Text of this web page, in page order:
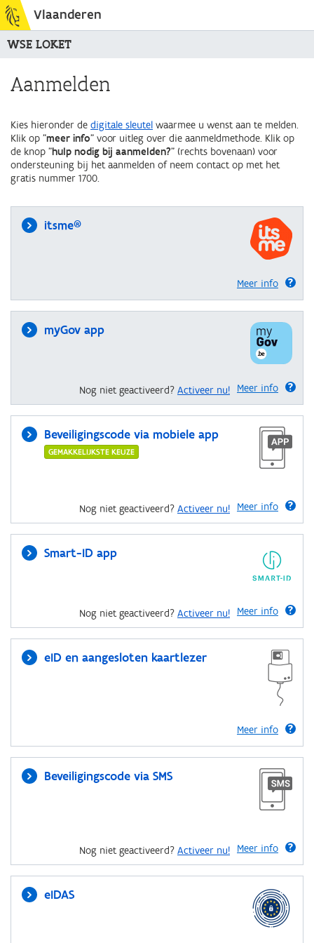
Vlaanderen
WSE LOKET
Aanmelden
Kies hieronder de digitale sleutel waarmee u wenst aan te melden.
Klik op "meer info" voor uitleg over die aanmeldmethode. Klik op
de knop "hulp nodig bij aanmelden?" (rechts bovenaan) voor
ondersteuning bij het aanmelden of neem contact op met het
gratis nummer 1700.
itsme®
Meer info
myGov app
Meer info
Nog niet geactiveerd? Activeer nu!
Beveiligingscode via mobiele app
GEMAKKELIJKSTE KEUZE
Meer info
Nog niet geactiveerd? Activeer nu!
Smart-ID app
Meer info
Nog niet geactiveerd? Activeer nu!
eID en aangesloten kaartlezer
Meer info
Beveiligingscode via SMS
Meer info
Nog niet geactiveerd? Activeer nu!
eIDAS